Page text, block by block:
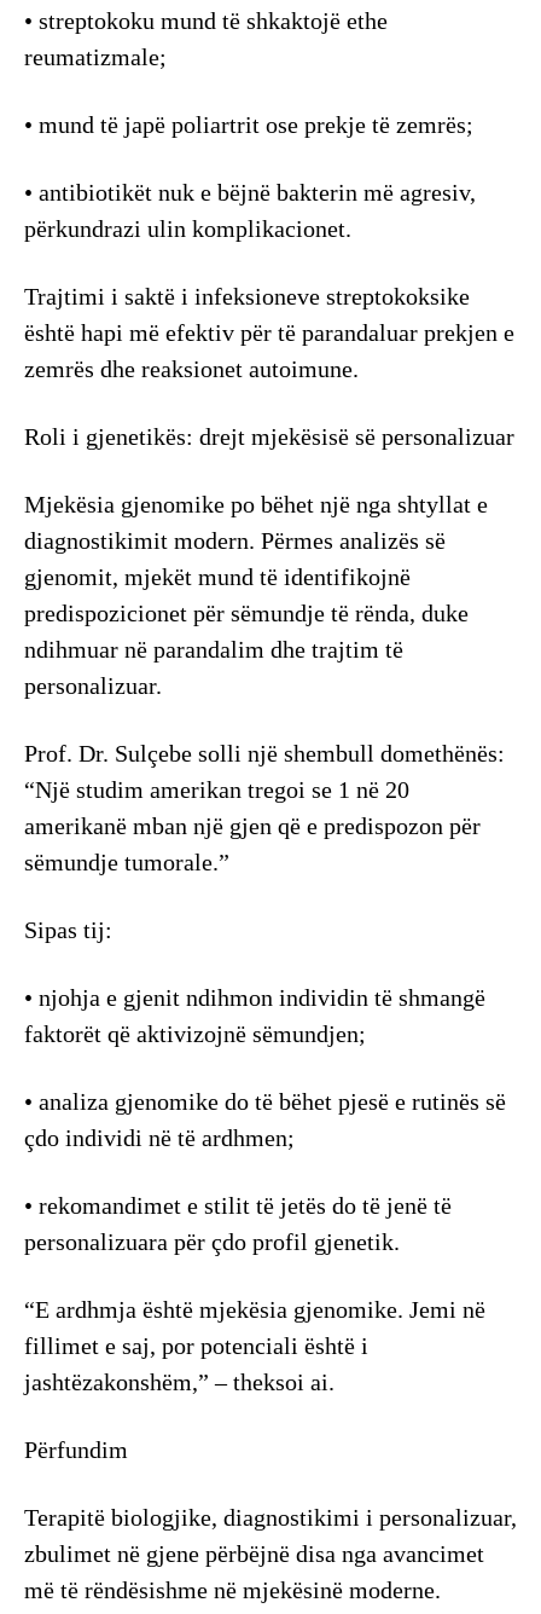
• streptokoku mund të shkaktojë ethe
reumatizmale;
• mund të japë poliartrit ose prekje të zemrës;
• antibiotikët nuk e bëjnë bakterin më agresiv,
përkundrazi ulin komplikacionet.
Trajtimi i saktë i infeksioneve streptokoksike
është hapi më efektiv për të parandaluar prekjen e
zemrës dhe reaksionet autoimune.
Roli i gjenetikës: drejt mjekësisë së personalizuar
Mjekësia gjenomike po bëhet një nga shtyllat e
diagnostikimit modern. Përmes analizës së
gjenomit, mjekët mund të identifikojnë
predispozicionet për sëmundje të rënda, duke
ndihmuar në parandalim dhe trajtim të
personalizuar.
Prof. Dr. Sulçebe solli një shembull domethënës:
“Një studim amerikan tregoi se 1 në 20
amerikanë mban një gjen që e predispozon për
sëmundje tumorale.”
Sipas tij:
• njohja e gjenit ndihmon individin të shmangë
faktorët që aktivizojnë sëmundjen;
• analiza gjenomike do të bëhet pjesë e rutinës së
çdo individi në të ardhmen;
• rekomandimet e stilit të jetës do të jenë të
personalizuara për çdo profil gjenetik.
“E ardhmja është mjekësia gjenomike. Jemi në
fillimet e saj, por potenciali është i
jashtëzakonshëm,” – theksoi ai.
Përfundim
Terapitë biologjike, diagnostikimi i personalizuar,
zbulimet në gjene përbëjnë disa nga avancimet
më të rëndësishme në mjekësinë moderne.